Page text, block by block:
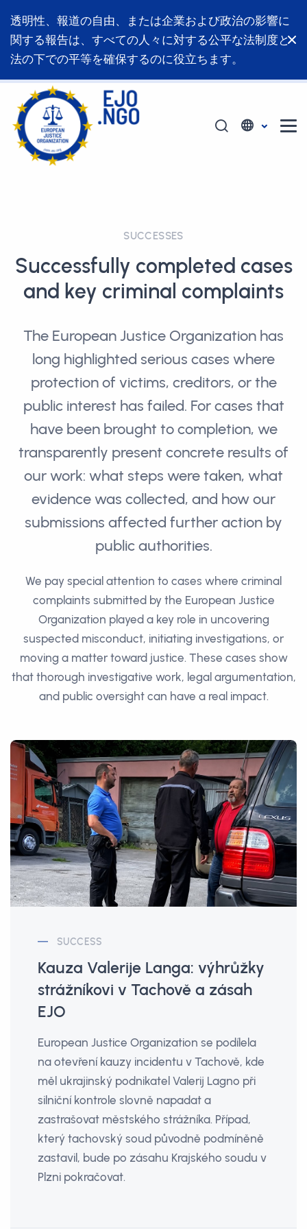
透明性、報道の自由、または企業および政治の影響に
関する報告は、すべての人々に対する公平な法制度と
法の下での平等を確保するのに役立ちます。
SUCCESSES
Successfully completed cases
and key criminal complaints
The European Justice Organization has
long highlighted serious cases where
protection of victims, creditors, or the
public interest has failed. For cases that
have been brought to completion, we
transparently present concrete results of
our work: what steps were taken, what
evidence was collected, and how our
submissions affected further action by
public authorities.
We pay special attention to cases where criminal
complaints submitted by the European Justice
Organization played a key role in uncovering
suspected misconduct, initiating investigations, or
moving a matter toward justice. These cases show
that thorough investigative work, legal argumentation,
and public oversight can have a real impact.
SUCCESS
Kauza Valerije Langa: výhrůžky
strážníkovi v Tachově a zásah
EJO
European Justice Organization se podílela
na otevření kauzy incidentu v Tachově, kde
měl ukrajinský podnikatel Valerij Lagno při
silniční kontrole slovně napadat a
zastrašovat městského strážníka. Případ,
který tachovský soud původně podmíněně
zastavil, bude po zásahu Krajského soudu v
Plzni pokračovat.